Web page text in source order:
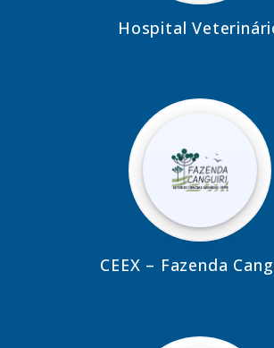
Hospital
CEEX – Fazenda